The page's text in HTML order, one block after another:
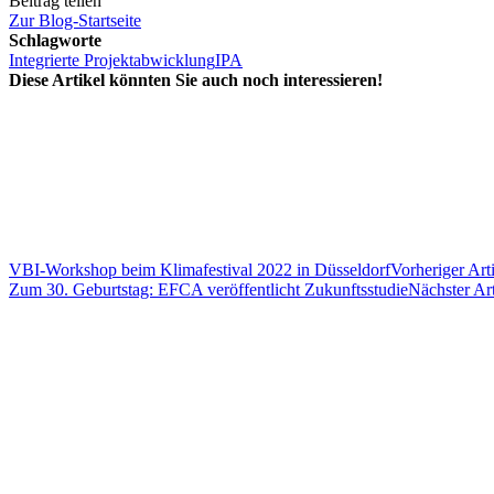
Zur Blog-Startseite
Schlagworte
Integrierte ProjektabwicklungIPA
Diese Artikel könnten Sie auch noch interessieren!
VBI-Workshop beim Klimafestival 2022 in DüsseldorfVorheriger
Zum 30. Geburtstag: EFCA veröffentlicht ZukunftsstudieNächster